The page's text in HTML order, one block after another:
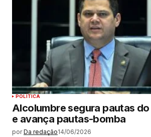
POLÍTICA
Alcolumbre segura pautas
e avança pautas-bomba
por Da redação14/06/2026